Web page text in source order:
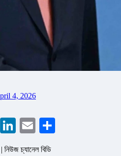
4, 2026
WordPress
LinkedIn
Email
নিউজ চ্যানেল বিডি